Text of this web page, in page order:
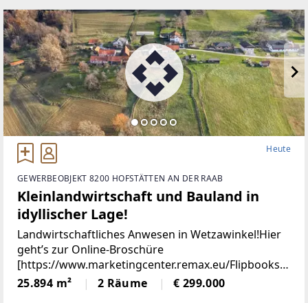
Heute
GEWERBEOBJEKT 8200 HOFSTÄTTEN AN DER RAAB
Kleinlandwirtschaft und Bauland in
idyllischer Lage!
Landwirtschaftliches Anwesen in Wetzawinkel!Hier
geht’s zur Online-Broschüre
[https://www.marketingcenter.remax.eu/Flipbooks/F
lipbook_92107EC8-FF06-4535-88E4-
2BE66663AA51/mobile/index.php]Dieses
25.894 m² 2 Räume € 299.000